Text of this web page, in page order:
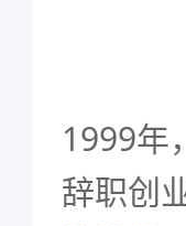
1999年
辞职创